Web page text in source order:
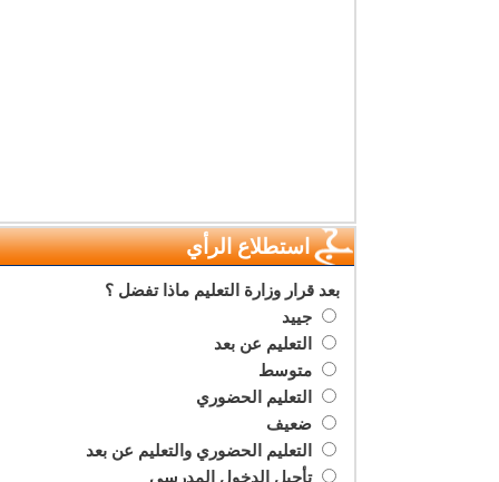
استطلاع الرأي
بعد قرار وزارة التعليم ماذا تفضل ؟
جييد
التعليم عن بعد
متوسط
التعليم الحضوري
ضعيف
التعليم الحضوري والتعليم عن بعد
تأجيل الدخول المدرسي